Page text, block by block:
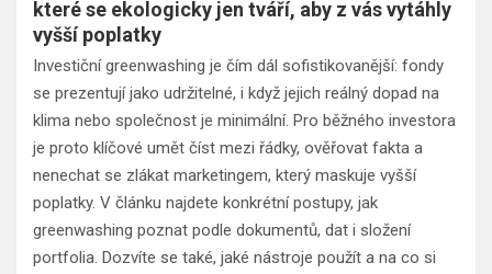
které se ekologicky jen tváří, aby z vás vytáhly
vyšší poplatky
Investiční greenwashing je čím dál sofistikovanější: fondy
se prezentují jako udržitelné, i když jejich reálný dopad na
klima nebo společnost je minimální. Pro běžného investora
je proto klíčové umět číst mezi řádky, ověřovat fakta a
nenechat se zlákat marketingem, který maskuje vyšší
poplatky. V článku najdete konkrétní postupy, jak
greenwashing poznat podle dokumentů, dat i složení
portfolia. Dozvíte se také, jaké nástroje použít a na co si